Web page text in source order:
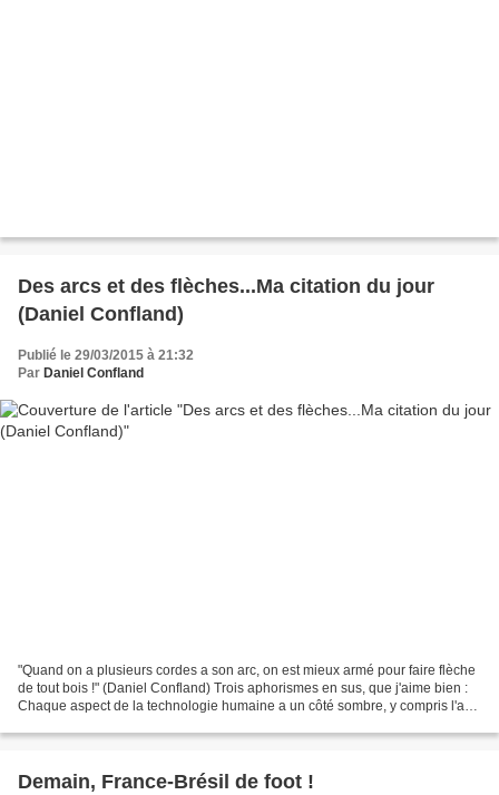
Des arcs et des flèches...Ma citation du jour
(Daniel Confland)
Publié le 29/03/2015 à 21:32
Par Daniel Confland
"Quand on a plusieurs cordes a son arc, on est mieux armé pour faire flèche
de tout bois !" (Daniel Confland) Trois aphorismes en sus, que j'aime bien :
Chaque aspect de la technologie humaine a un côté sombre, y compris l'arc
Demain, France-Brésil de foot !